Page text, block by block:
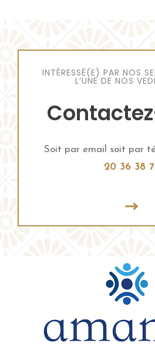
INTÉRESSÉ(E) PAR NOS
L’UNE DE NOS
Soit par email soit par
20 36 38